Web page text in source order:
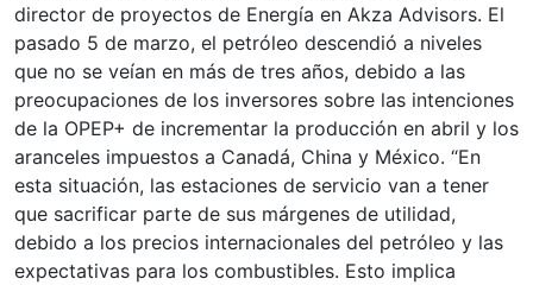
director de proyectos de Energía en Akza Advisors. El
pasado 5 de marzo, el petróleo descendió a niveles
que no se veían en más de tres años, debido a las
preocupaciones de los inversores sobre las intenciones
de la OPEP+ de incrementar la producción en abril y los
aranceles impuestos a Canadá, China y México. “En
esta situación, las estaciones de servicio van a tener
que sacrificar parte de sus márgenes de utilidad,
debido a los precios internacionales del petróleo y las
expectativas para los combustibles. Esto implica